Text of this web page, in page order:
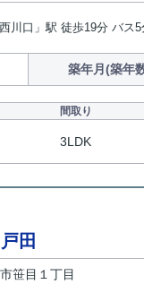
川口」駅 徒歩19分 バス
築年月(築年
間取り
3LDK
田
笹目１丁目